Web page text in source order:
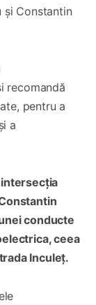
și Constantin
recomandă
pentru a
a
conducte
ceea
Inculeț.